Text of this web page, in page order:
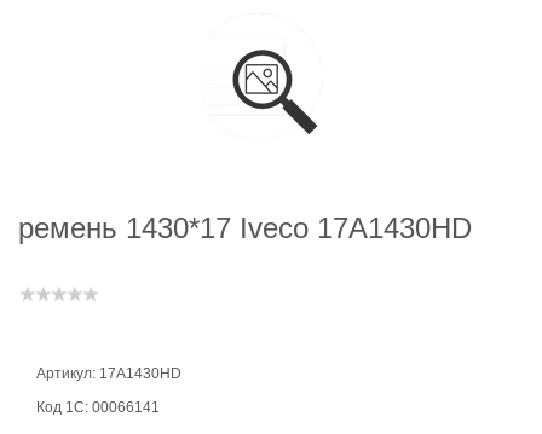
ремень 1430*17 Iveco 17A1430HD
Артикул: 17A1430HD
Код 1С: 00066141